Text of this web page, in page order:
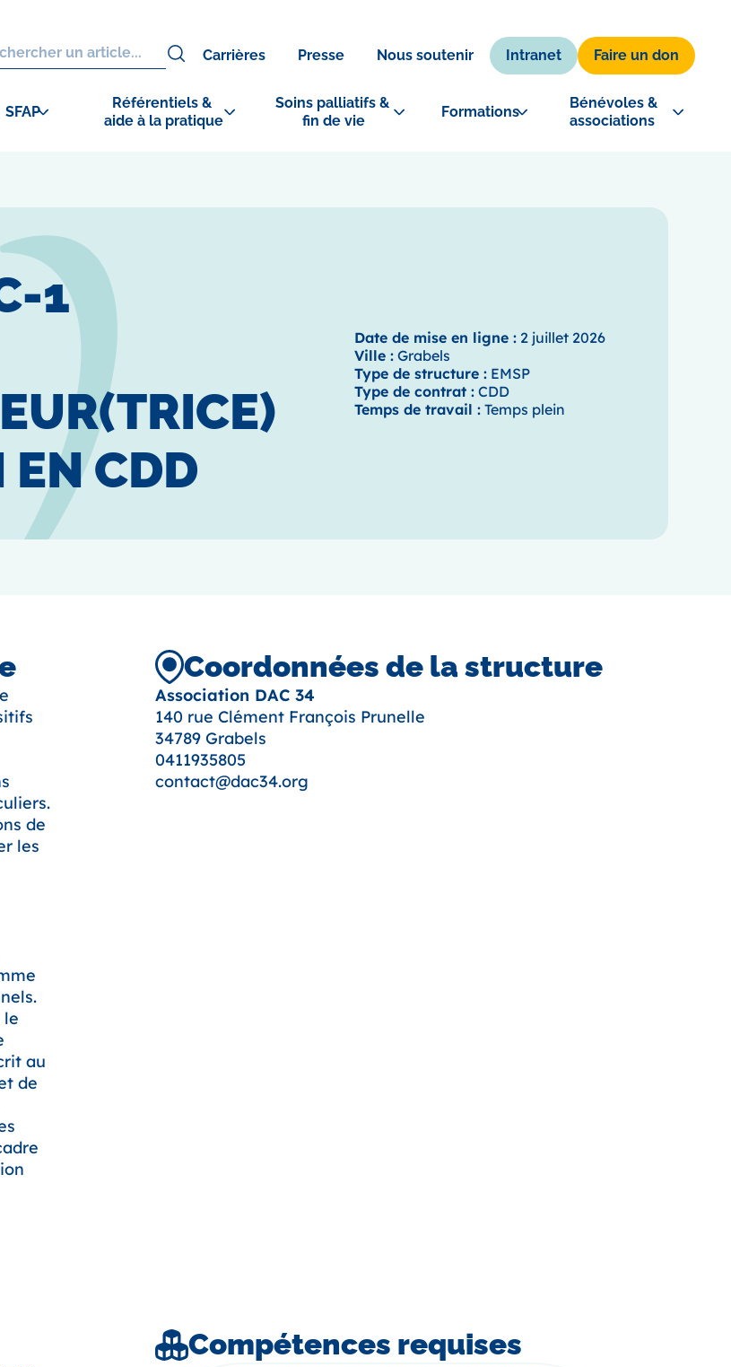
Carrières Presse Nous soutenir Intranet Faire un don
SFAP
Référentiels &
aide à la pratique
Soins palliatifs &
fin de vie
Formations
Bénévoles &
associations
1
EN CDD
Date de mise en ligne : 2 juillet 2026
Ville : Grabels
Type de structure : EMSP
Type de contrat : CDD
Temps de travail : Temps plein
de
les
le
au
de
Coordonnées de la structure
Association DAC 34
140 rue Clément François Prunelle
34789 Grabels
0411935805
contact@dac34.org
Compétences requises